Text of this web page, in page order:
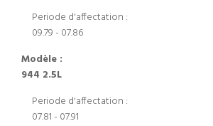
Periode d'affectation :
09.79 - 07.86
Modèle :
944 2.5L
Periode d'affectation :
07.81 - 07.91